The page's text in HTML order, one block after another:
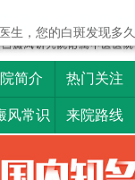
简介 热门关注
风常识 来院路线
生，您的白斑发现多